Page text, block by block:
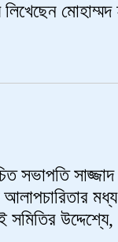
সভাপতি
মধ্য
সমিতির